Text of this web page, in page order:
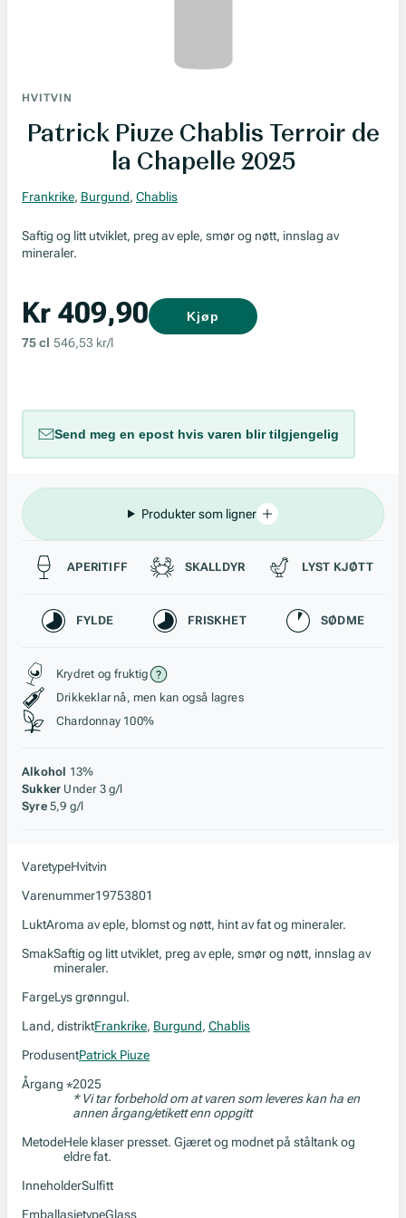
HVITVIN
Patrick Piuze Chablis Terroir de
la Chapelle 2025
Frankrike, Burgund, Chablis
Saftig og litt utviklet, preg av eple, smør og nøtt, innslag av
mineraler.
Kr 409,90
75 cl 546,53 kr/l
Kjøp
Send meg en epost hvis varen blir tilgjengelig
Produkter som ligner
Passer til
APERITIFF SKALLDYR LYST KJØTT
Karakteristikk
FYLDE FRISKHET SØDME
Stil, lagring og råstoff
Krydret og fruktig
Drikkeklar nå, men kan også lagres
Chardonnay 100%
Alkohol 13%
Sukker Under 3 g/l
Syre 5,9 g/l
VaretypeHvitvin
Varenummer19753801
LuktAroma av eple, blomst og nøtt, hint av fat og mineraler.
SmakSaftig og litt utviklet, preg av eple, smør og nøtt, innslag av
mineraler.
FargeLys grønngul.
Land, distriktFrankrike, Burgund, Chablis
ProdusentPatrick Piuze
Årgang *2025
* Vi tar forbehold om at varen som leveres kan ha en
annen årgang/etikett enn oppgitt
MetodeHele klaser presset. Gjæret og modnet på ståltank og
eldre fat.
InneholderSulfitt
EmballasjetypeGlass